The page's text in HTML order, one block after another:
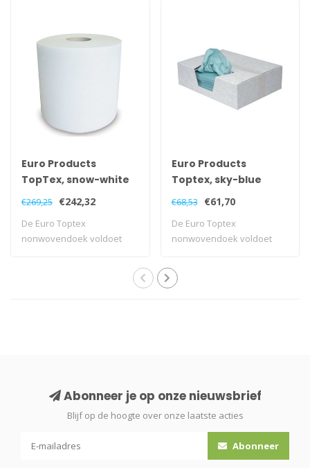
Euro Products
TopTex, snow-white
€269,25 €242,32
De Euro Toptex
nonwovendoek voldoet
Euro Products
Toptex, sky-blue
€68,53 €61,70
De Euro Toptex
nonwovendoek voldoet
Abonneer je op onze nieuwsbrief
Blijf op de hoogte over onze laatste acties
Abonneer